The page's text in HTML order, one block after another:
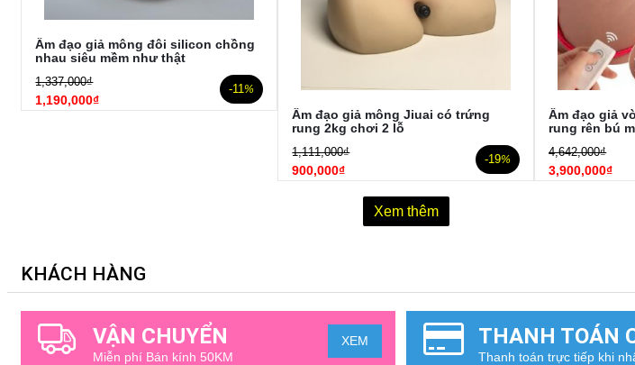
Âm đạo giả mông đôi silicon chồng
nhau siêu mềm như thật
1,337,000₫
1,190,000₫
-11%
Âm đạo giả mông Jiuai có trứng
rung 2kg chơi 2 lỗ
1,111,000₫
900,000₫
-19%
Âm đạo giả
rung rên bú
4,642,000₫
3,900,000₫
Xem thêm
KHÁCH HÀNG
VẬN CHUYỂN
Miễn phí Bán kính 50KM
XEM THANH TOÁN
Thanh toán trực tiếp khi